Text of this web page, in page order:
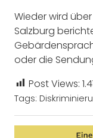
Wieder wird
Salzburg
oder die
Post Views:
Tags: